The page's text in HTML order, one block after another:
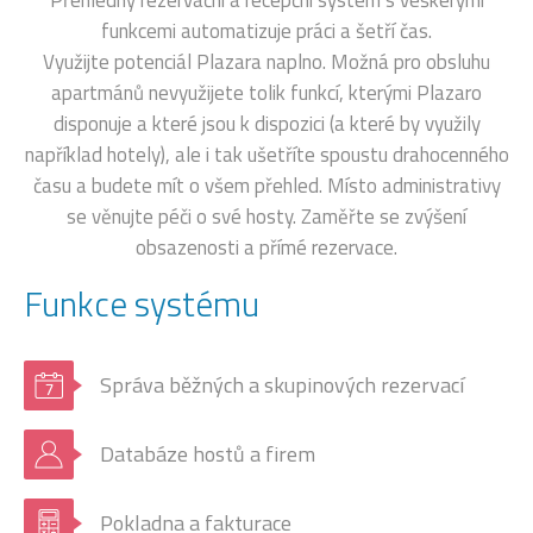
Staráme se o vaše ubytovací zařízení již 14 let.
Buďte s Plazarem kdekoliv, kde
je internet
funkcemi automatizuje práci a šetří čas.
Využijte potenciál Plazara naplno. Možná pro obsluhu
apartmánů nevyužijete tolik funkcí, kterými Plazaro
disponuje a které jsou k dispozici (a které by využily
například hotely), ale i tak ušetříte spoustu drahocenného
času a budete mít o všem přehled. Místo administrativy
se věnujte péči o své hosty. Zaměřte se zvýšení
obsazenosti a přímé rezervace.
Funkce systému
Správa běžných a skupinových rezervací
Databáze hostů a firem
Pokladna a fakturace